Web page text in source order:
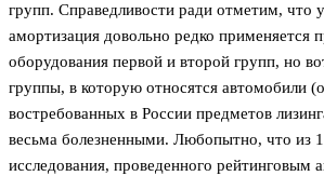
групп. Справедливости ради отметим, что
амортизация довольно редко применяется
оборудования первой и второй групп, но
группы, в которую относятся автомобили
востребованных в России предметов
весьма болезненными. Любопытно, что из
исследования, проведенного рейтинговым